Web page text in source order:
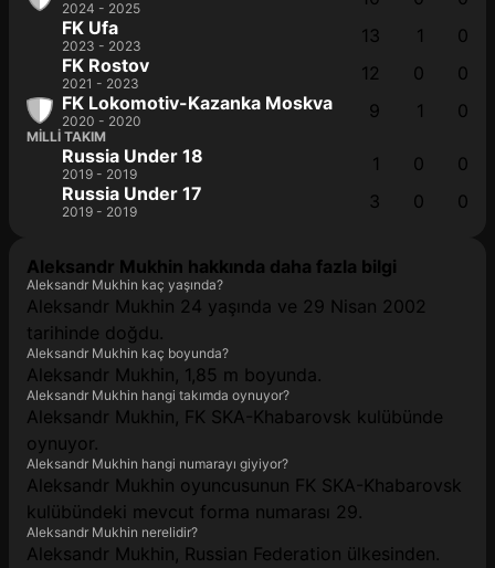
2024 - 2025
FK Ufa
2023 - 2023 13 1
0
FK Rostov
2021 - 2023 12 0
0
FK Lokomotiv-Kazanka Moskva
2020 - 2020 9 1 0
MILLI TAKIM
Russia Under 18
2019 - 2019 1 0
0
Russia Under 17
2019 - 2019 3 0 0
Aleksandr Mukhin hakkında daha fazla bilgi
Aleksandr Mukhin kaç yaşında?
Aleksandr Mukhin 24 yaşında ve 29 Nisan 2002
tarihinde doğdu.
Aleksandr Mukhin kaç boyunda?
Aleksandr Mukhin, 1,85 m boyunda.
Aleksandr Mukhin hangi takımda oynuyor?
Aleksandr Mukhin, FK SKA-Khabarovsk kulübünde
oynuyor.
Aleksandr Mukhin hangi numarayı giyiyor?
Aleksandr Mukhin oyuncusunun FK SKA-Khabarovsk
kulübündeki mevcut forma numarası 29.
Aleksandr Mukhin nerelidir?
Aleksandr Mukhin, Russian Federation ülkesinden.